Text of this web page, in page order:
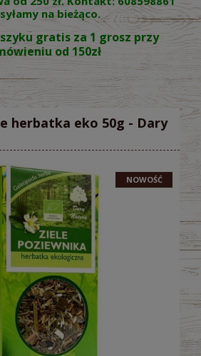
na bieżąco.
gratis za 1 grosz przy
od 150zł
herbatka eko 50g - Dary
NOWOŚĆ